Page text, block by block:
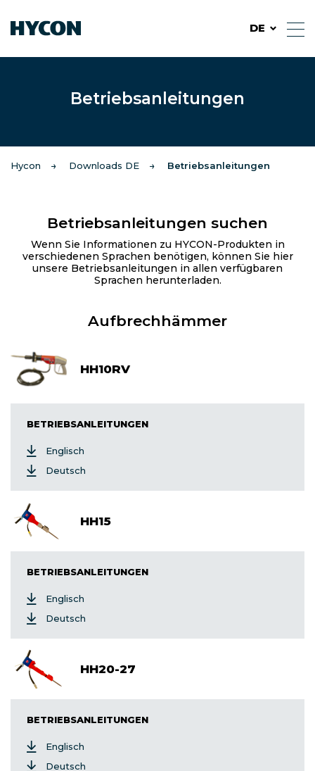
DE
Betriebsanleitungen
Hycon Downloads DE Betriebsanleitungen
Betriebsanleitungen suchen
Wenn Sie Informationen zu HYCON-Produkten in
verschiedenen Sprachen benötigen, können Sie hier
unsere Betriebsanleitungen in allen verfügbaren
Sprachen herunterladen.
Aufbrechhämmer
HH10RV
BETRIEBSANLEITUNGEN
Englisch
Deutsch
HH15
BETRIEBSANLEITUNGEN
Englisch
Deutsch
HH20-27
BETRIEBSANLEITUNGEN
Englisch
Deutsch